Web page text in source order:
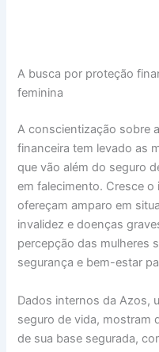
A busca por proteção
feminina
A conscientização sobre
financeira tem levado as
que vão além do seguro
em falecimento. Cresce
ofereçam amparo em
invalidez e doenças
percepção das mulheres
segurança e bem-estar
Dados internos da Azos,
seguro de vida, mostram
de sua base segurada,